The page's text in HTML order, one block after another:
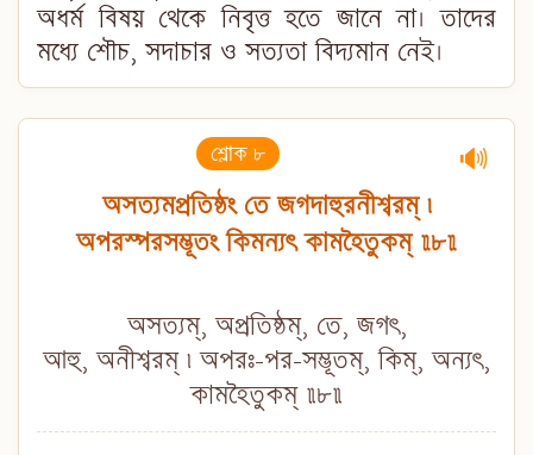
অধর্ম বিষয় থেকে নিবৃত্ত হতে জানে না। তাদের
মধ্যে শৌচ, সদাচার ও সত্যতা বিদ্যমান নেই।
শ্লোক ৮ 🔊
অসত্যমপ্রতিষ্ঠং তে জগদাহুরনীশ্বরম্ ৷
অপরস্পরসম্ভূতং কিমন্যৎ কামহৈতুকম্ ॥৮॥
অসত্যম্, অপ্রতিষ্ঠম্, তে, জগৎ,
আহু, অনীশ্বরম্ ৷ অপরঃ-পর-সম্ভূতম্, কিম্, অন্যৎ,
কামহৈতুকম্ ॥৮॥